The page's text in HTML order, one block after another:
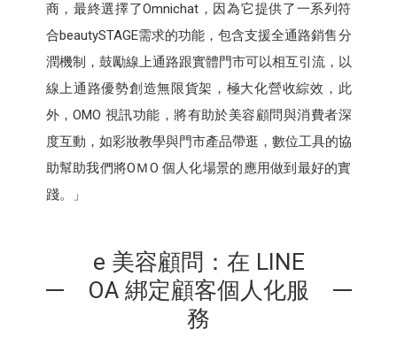
商，最終選擇了Omnichat，因為它提供了一系列符
合beautySTAGE需求的功能，包含支援全通路銷售分
潤機制，鼓勵線上通路跟實體門市可以相互引流，以
線上通路優勢創造無限貨架，極大化營收綜效，此
外，OMO 視訊功能，將有助於美容顧問與消費者深
度互動，如彩妝教學與門市產品帶逛，數位工具的協
助幫助我們將OＭO 個人化場景的應用做到最好的實
踐。」
e 美容顧問：在 LINE
OA 綁定顧客個人化服
務